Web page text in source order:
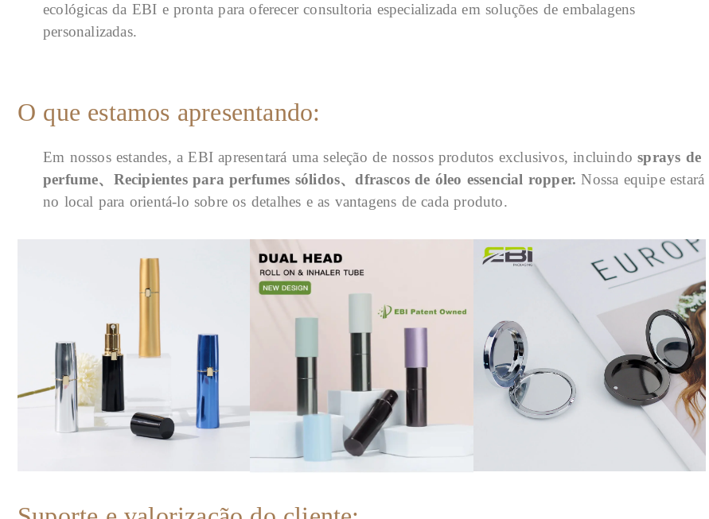
ecológicas da EBI e pronta para oferecer consultoria especializada em soluções de embalagens
personalizadas.
O que estamos apresentando:
Em nossos estandes, a EBI apresentará uma seleção de nossos produtos exclusivos, incluindosprays de
perfume、 Recipientes para perfumes sólidos、dfrascos de óleo essencial ropper.Nossa equipe estará
no local para orientá-lo sobre os detalhes e as vantagens de cada produto.